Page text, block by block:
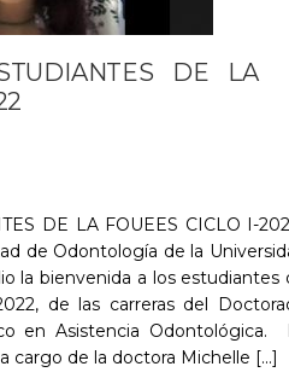
DE LA
DE LA FOUEES CICLO I-
de Odontología de la
la bienvenida a los estudiantes
de las carreras del
en Asistencia Odontológica.
cargo de la doctora Michelle [...]